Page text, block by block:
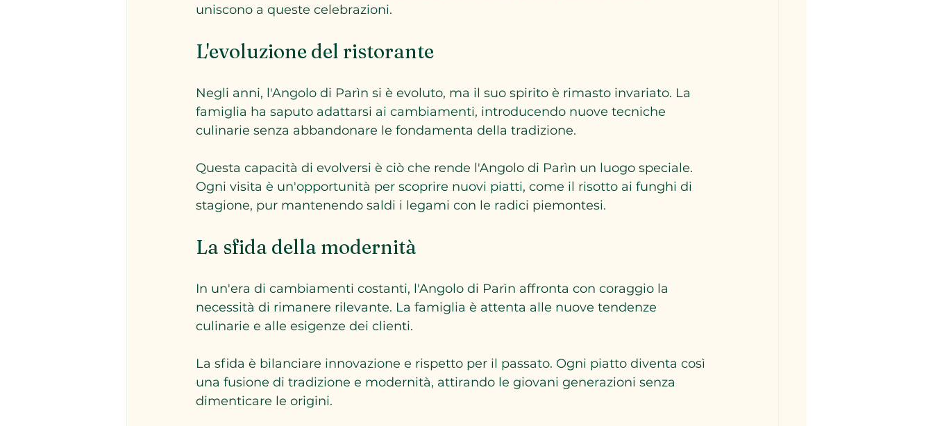
uniscono a queste celebrazioni.
L'evoluzione del ristorante
Negli anni, l'Angolo di Parìn si è evoluto, ma il suo spirito è rimasto invariato. La
famiglia ha saputo adattarsi ai cambiamenti, introducendo nuove tecniche
culinarie senza abbandonare le fondamenta della tradizione.
Questa capacità di evolversi è ciò che rende l'Angolo di Parìn un luogo speciale.
Ogni visita è un'opportunità per scoprire nuovi piatti, come il risotto ai funghi di
stagione, pur mantenendo saldi i legami con le radici piemontesi.
La sfida della modernità
In un'era di cambiamenti costanti, l'Angolo di Parìn affronta con coraggio la
necessità di rimanere rilevante. La famiglia è attenta alle nuove tendenze
culinarie e alle esigenze dei clienti.
La sfida è bilanciare innovazione e rispetto per il passato. Ogni piatto diventa così
una fusione di tradizione e modernità, attirando le giovani generazioni senza
dimenticare le origini.